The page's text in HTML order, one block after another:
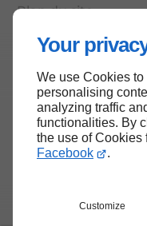
Your
We use Cookies
personalising
analyzing traffic
functionalities. By
the use of Cookies
Facebook
.
Customize
Plan du site